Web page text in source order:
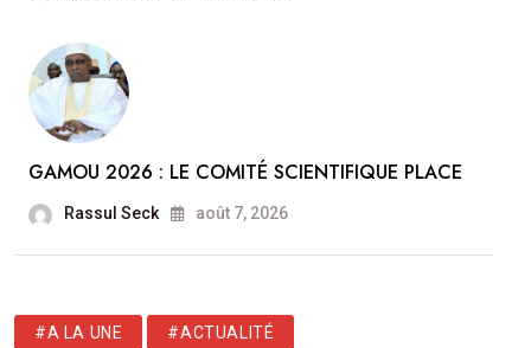
GAMOU 2026 : LE COMITÉ SCIENTIFIQUE PLACE
Rassul Seck août 7, 2026
#A LA UNE #ACTUALITÉ